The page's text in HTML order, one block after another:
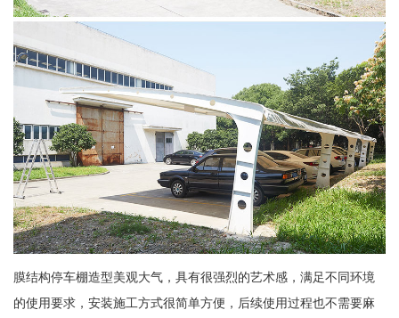
膜结构停车棚造型美观大气，具有很强烈的艺术感，满足不同环境
的使用要求，安装施工方式很简单方便，后续使用过程也不需要麻